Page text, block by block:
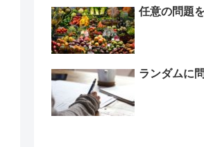
任意の問題
ランダムに